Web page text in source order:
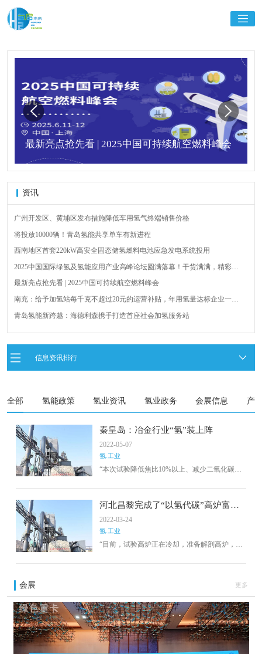
最新亮点抢先看 | 2025中国可持续航空燃料峰会
资讯
广州开发区、黄埔区发布措施降低车用氢气终端销售价格
将投放10000辆！青岛氢能共享单车有新进程
西南地区首套220kW高安全固态储氢燃料电池应急发电系统投用
2025中国国际绿氢及氢能应用产业高峰论坛圆满落幕！干货满满，精彩瞬
间不容错过！
最新亮点抢先看 | 2025中国可持续航空燃料峰会
南充：给予加氢站每千克不超过20元的运营补贴，年用氢量达标企业一次
青岛氢能新跨越：海德利森携手打造首座社会加氢服务站
全球首台套！240吨氢能矿用刚性自卸车联合开发协议签署暨项目阶段开发
荷兰氢能产业联盟到访天德工业装备，与市区相关领导就威海文登区氢能
信息资讯排行
全部 氢能政策 氢业资讯 氢业政务 会展信息 产
秦皇岛：冶金行业“氢”装上阵
2022-05-07
氢.工业
“本次试验降低焦比10%以上、减少二氧化碳排
产中大规模安全使用氢气提供了宝贵经验。”秦
皇岛昌黎兴国精密机件有限公司总经理周国成
高兴地介绍了“以氢代碳”高炉喷吹纯氢冶炼技术
开发试验项目。近日，秦皇岛市昌黎县成功完
成了“以氢代碳”高炉喷吹纯氢冶炼技术开发试验
项目，将有效促进铸造、钢铁冶金等传统产业
河北昌黎完成了“以氢代碳”高炉富氢
冶炼技术开发试验
2022-03-24
氢.工业
“目前，试验高炉正在冷却，准备解剖高炉，分
广的基础工作。”在秦皇岛昌黎兴国精密机件有
理周国成说。近日，上海大学与昌黎兴国精密
机件有限公司联合完成了以纯氢为喷吹气源的
高炉富氢冶炼技术开发试验。
会展 更多